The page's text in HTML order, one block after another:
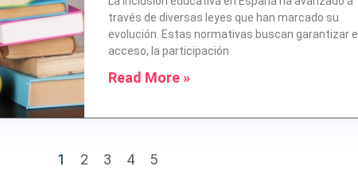
través de diversas leyes que han marcado su
evolución. Estas normativas buscan garantizar el
acceso, la participación
Read More »
1 2 3 4 5